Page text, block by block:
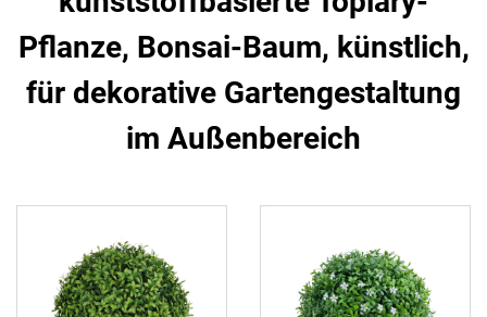
Pflanze, Bonsai-Baum, künstlich,
für dekorative Gartengestaltung
im Außenbereich